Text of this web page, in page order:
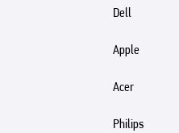
Dell
Apple
Acer
Philips